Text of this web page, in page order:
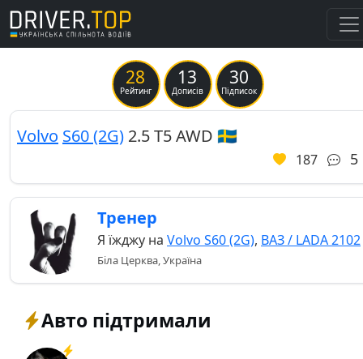
28
Рейтинг
13
Дописів
30
Підписок
Volvo S60 (2G) 2.5 T5 AWD 🇸🇪
187 5
Тренер
Я їжджу на Volvo S60 (2G), ВАЗ / LADA 2102
Біла Церква, Україна
Авто підтримали